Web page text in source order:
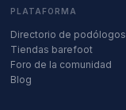
PLATAFORMA
Directorio de podólogos
Tiendas barefoot
Foro de la comunidad
Blog